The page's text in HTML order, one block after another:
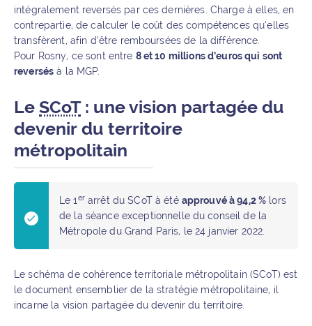
intégralement reversés par ces dernières. Charge à elles, en
contrepartie, de calculer le coût des compétences qu’elles
transfèrent, afin d’être remboursées de la différence.
Pour Rosny, ce sont entre 8 et 10 millions d’euros qui sont
reversés à la MGP.
Le SCoT: une vision partagée du
devenir du territoire
métropolitain
Le 1 erarrêt du SCoT à été approuvé à 94,2 % lors
de la séance exceptionnelle du conseil de la
Métropole du Grand Paris, le 24 janvier 2022.
Le schéma de cohérence territoriale métropolitain (SCoT) est
le document ensemblier de la stratégie métropolitaine, il
incarne la vision partagée du devenir du territoire.